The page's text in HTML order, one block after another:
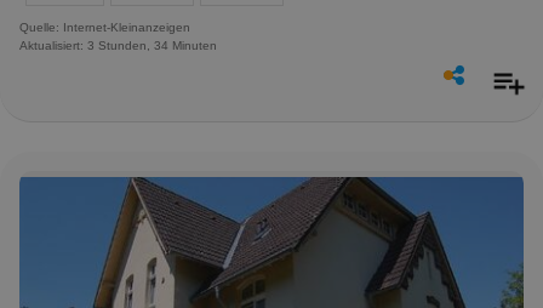
Quelle: Internet-Kleinanzeigen
Aktualisiert: 3 Stunden, 34 Minuten